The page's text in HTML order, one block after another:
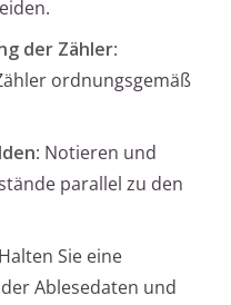
der Zähler:
ordnungsgemäß
: Notieren und
parallel zu den
Sie eine
Ablesedaten und